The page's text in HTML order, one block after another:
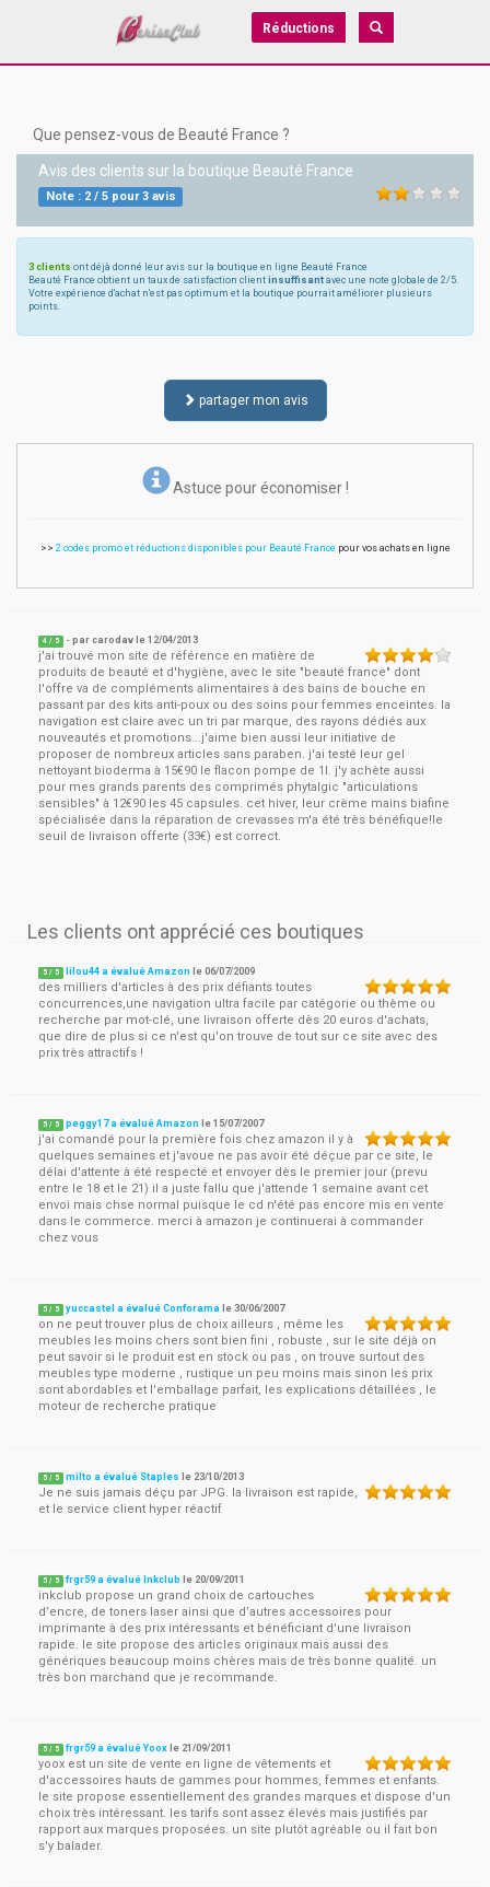
Réductions
Que pensez-vous de Beauté France ?
Avis des clients sur la boutique Beauté France
Note : 2/ 5pour3avis
3 clients ont déjà donné leur avis sur la boutique en ligne Beauté France
Beauté France obtient un taux de satisfaction client insuffisant avec une note globale de 2/5.
Votre expérience d'achat n'est pas optimum et la boutique pourrait améliorer plusieurs
points.
partager mon avis
Astuce pour économiser !
>> 2 codes promo et réductions disponibles pour Beauté France pour vos achats en ligne
4 / 5 - parcarodav le12/04/2013
j'ai trouvé mon site de référence en matière de
produits de beauté et d'hygiène, avec le site "beauté france" dont
l'offre va de compléments alimentaires à des bains de bouche en
passant par des kits anti-poux ou des soins pour femmes enceintes. la
navigation est claire avec un tri par marque, des rayons dédiés aux
nouveautés et promotions...j'aime bien aussi leur initiative de
proposer de nombreux articles sans paraben. j'ai testé leur gel
nettoyant bioderma à 15€90 le flacon pompe de 1l. j'y achète aussi
pour mes grands parents des comprimés phytalgic "articulations
sensibles" à 12€90 les 45 capsules. cet hiver, leur crème mains biafine
spécialisée dans la réparation de crevasses m'a été très bénéfique!le
seuil de livraison offerte (33€) est correct.
Les clients ont apprécié ces boutiques
5 / 5 lilou44 a évalué Amazon le06/07/2009
des milliers d'articles à des prix défiants toutes
concurrences,une navigation ultra facile par catégorie ou thème ou
recherche par mot-clé, une livraison offerte dès 20 euros d'achats,
que dire de plus si ce n'est qu'on trouve de tout sur ce site avec des
prix très attractifs !
5 / 5 peggy17 a évalué Amazon le15/07/2007
j'ai comandé pour la première fois chez amazon il y à
quelques semaines et j'avoue ne pas avoir été déçue par ce site, le
délai d'attente à été respecté et envoyer dès le premier jour (prevu
entre le 18 et le 21) il a juste fallu que j'attende 1 semaine avant cet
envoi mais chse normal puisque le cd n'été pas encore mis en vente
dans le commerce. merci à amazon je continuerai à commander
chez vous
5 / 5 yuccastel a évalué Conforama le30/06/2007
on ne peut trouver plus de choix ailleurs , même les
meubles les moins chers sont bien fini , robuste , sur le site déjà on
peut savoir si le produit est en stock ou pas , on trouve surtout des
meubles type moderne , rustique un peu moins mais sinon les prix
sont abordables et l'emballage parfait, les explications détaillées , le
moteur de recherche pratique
5 / 5 milto a évalué Staples le 23/10/2013
Je ne suis jamais déçu par JPG. la livraison est rapide,
et le service client hyper réactif
5 / 5 frgr59 a évalué Inkclub le 20/09/2011
inkclub propose un grand choix de cartouches
d’encre, de toners laser ainsi que d’autres accessoires pour
imprimante à des prix intéressants et bénéficiant d'une livraison
rapide. le site propose des articles originaux mais aussi des
génériques beaucoup moins chères mais de très bonne qualité. un
très bon marchand que je recommande.
5 / 5 frgr59 a évalué Yoox le 21/09/2011
yoox est un site de vente en ligne de vêtements et
d'accessoires hauts de gammes pour hommes, femmes et enfants.
le site propose essentiellement des grandes marques et dispose d'un
choix très intéressant. les tarifs sont assez élevés mais justifiés par
rapport aux marques proposées. un site plutôt agréable ou il fait bon
s'y balader.